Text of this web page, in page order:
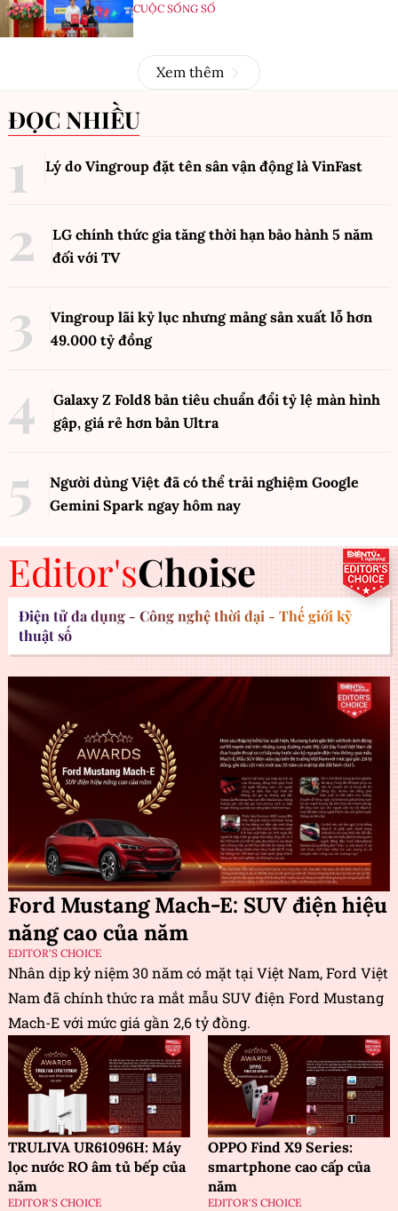
CUỘC SỐNG SỐ
Xem thêm
ĐỌC NHIỀU
Lý do Vingroup đặt tên sân vận động là VinFast
LG chính thức gia tăng thời hạn bảo hành 5 năm
đối với TV
Vingroup lãi kỷ lục nhưng mảng sản xuất lỗ hơn
49.000 tỷ đồng
Galaxy Z Fold8 bản tiêu chuẩn đổi tỷ lệ màn hình
gập, giá rẻ hơn bản Ultra
Người dùng Việt đã có thể trải nghiệm Google
Gemini Spark ngay hôm nay
Editor'sChoise
Điện tử đa dụng - Công nghệ thời đại - Thế giới kỹ
thuật số
Ford Mustang Mach-E: SUV điện hiệu
năng cao của năm
EDITOR'S CHOICE
Nhân dịp kỷ niệm 30 năm có mặt tại Việt Nam, Ford Việt
Nam đã chính thức ra mắt mẫu SUV điện Ford Mustang
Mach-E với mức giá gần 2,6 tỷ đồng.
TRULIVA UR61096H: Máy
lọc nước RO âm tủ bếp của
năm
EDITOR'S CHOICE
OPPO Find X9 Series:
smartphone cao cấp của
năm
EDITOR'S CHOICE